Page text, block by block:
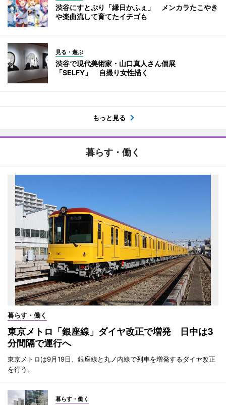
渋谷にすとぷり「縁日かふぇ」 メンカラたこやき
や楽曲流して育てたイチゴも
見る・遊ぶ
渋谷で現代美術家・山口真人さん個展
「SELFY」 自撮り女性描く
もっと見る
暮らす・働く
暮らす・働く
東京メトロ「銀座線」ダイヤ改正で増発 日中は3
分間隔で運行へ
東京メトロは9月19日、銀座線と丸ノ内線で列車を増発するダイヤ改正
を行う。
暮らす・働く